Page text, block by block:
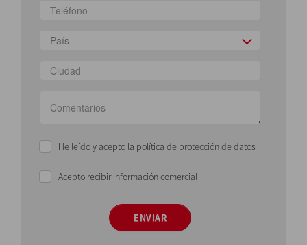
País
He leído y acepto la política de protección de datos
Acepto recibir información comercial
ENVIAR